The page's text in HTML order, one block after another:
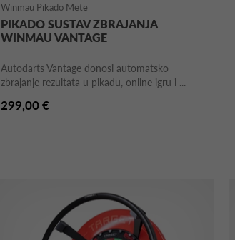
Winmau Pikado Mete
PIKADO SUSTAV ZBRAJANJA
WINMAU VANTAGE
Autodarts Vantage donosi automatsko
zbrajanje rezultata u pikadu, online igru i ...
299,00 €